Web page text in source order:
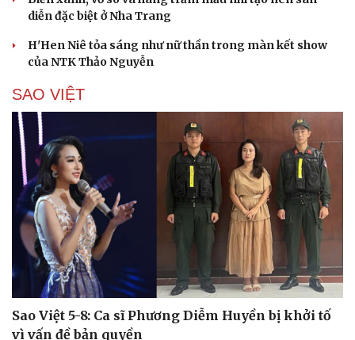
Cải chính
diễn đặc biệt ở Nha Trang
H'Hen Niê tỏa sáng như nữ thần trong màn kết show
của NTK Thảo Nguyễn
SAO VIỆT
Sao Việt 5-8: Ca sĩ Phương Diễm Huyền bị khởi tố
vì vấn đề bản quyền